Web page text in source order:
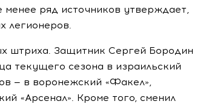
ряд источников утверждает,
легионеров.
штриха. Защитник Сергей Бородин
текущего сезона в израильский
— в воронежский «Факел»,
«Арсенал». Кроме того, сменил